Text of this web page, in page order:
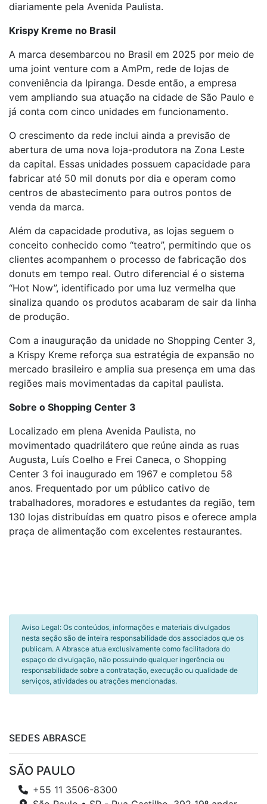
diariamente pela Avenida Paulista.
Krispy Kreme no Brasil
A marca desembarcou no Brasil em 2025 por meio de
uma joint venture com a AmPm, rede de lojas de
conveniência da Ipiranga. Desde então, a empresa
vem ampliando sua atuação na cidade de São Paulo e
já conta com cinco unidades em funcionamento.
O crescimento da rede inclui ainda a previsão de
abertura de uma nova loja-produtora na Zona Leste
da capital. Essas unidades possuem capacidade para
fabricar até 50 mil donuts por dia e operam como
centros de abastecimento para outros pontos de
venda da marca.
Além da capacidade produtiva, as lojas seguem o
conceito conhecido como “teatro”, permitindo que os
clientes acompanhem o processo de fabricação dos
donuts em tempo real. Outro diferencial é o sistema
“Hot Now”, identificado por uma luz vermelha que
sinaliza quando os produtos acabaram de sair da linha
de produção.
Com a inauguração da unidade no Shopping Center 3,
a Krispy Kreme reforça sua estratégia de expansão no
mercado brasileiro e amplia sua presença em uma das
regiões mais movimentadas da capital paulista.
Sobre o Shopping Center 3
Localizado em plena Avenida Paulista, no
movimentado quadrilátero que reúne ainda as ruas
Augusta, Luís Coelho e Frei Caneca, o Shopping
Center 3 foi inaugurado em 1967 e completou 58
anos. Frequentado por um público cativo de
trabalhadores, moradores e estudantes da região, tem
130 lojas distribuídas em quatro pisos e oferece ampla
praça de alimentação com excelentes restaurantes.
Aviso Legal: Os conteúdos, informações e materiais divulgados
nesta seção são de inteira responsabilidade dos associados que os
publicam. A Abrasce atua exclusivamente como facilitadora do
espaço de divulgação, não possuindo qualquer ingerência ou
responsabilidade sobre a contratação, execução ou qualidade de
serviços, atividades ou atrações mencionadas.
SEDES ABRASCE
SÃO PAULO
+55 11 3506-8300